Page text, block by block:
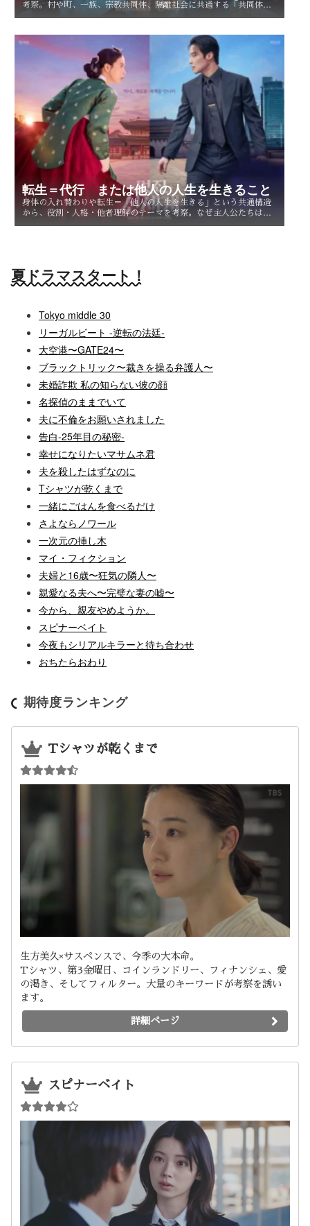
考察。村や町、一族、宗教共同体、隔離社会に共通する「共同体の
転生＝代行 または他人の人生を生きること
身体の入れ替わりや転生＝「他人の人生を生きる」という共通構造
から、役割・人格・他者理解のテーマを考察。なぜ主人公たちは他
夏ドラマスタート！
Tokyo middle 30
リーガルビート -逆転の法廷-
大空港〜GATE24〜
ブラックトリック〜裁きを操る弁護人〜
未婚詐欺 私の知らない彼の顔
名探偵のままでいて
夫に不倫をお願いされました
告白-25年目の秘密-
幸せになりたいマサムネ君
夫を殺したはずなのに
Tシャツが乾くまで
一緒にごはんを食べるだけ
さよならノワール
一次元の挿し木
マイ・フィクション
夫婦と16歳〜狂気の隣人〜
親愛なる夫へ〜完璧な妻の嘘〜
今から、親友やめようか。
スピナーベイト
今夜もシリアルキラーと待ち合わせ
おちたらおわり
期待度ランキング
Tシャツが乾くまで
生方美久×サスペンスで、今季の大本命。
Tシャツ、第3金曜日、コインランドリー、フィナンシェ、愛
の渇き、そしてフィルター。大量のキーワードが考察を誘い
ます。
詳細ページ
スピナーベイト